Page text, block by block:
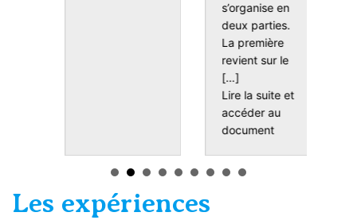
Etude – Is a community land trust the best model for achieving
s’organise en
deux parties.
La première
revient sur le
[…]
Lire la suite et
accéder au
documentabout Rapport :
Les expériences